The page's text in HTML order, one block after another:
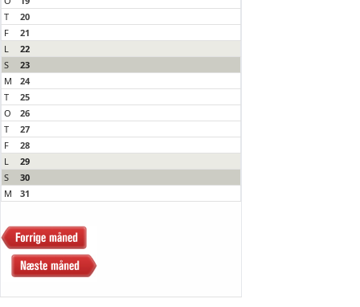
T
20
F
21
L
22
S
23
M
24
T
25
O
26
T
27
F
28
L
29
S
30
M
31